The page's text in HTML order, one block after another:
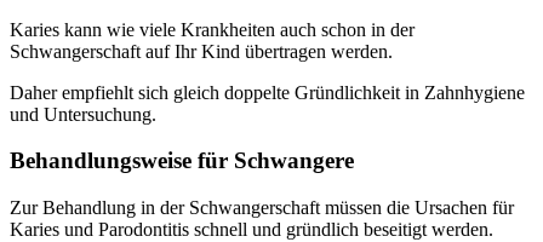
Karies kann wie viele Krankheiten auch schon in der
Schwangerschaft auf Ihr Kind übertragen werden.
Daher empfiehlt sich gleich doppelte Gründlichkeit in Zahnhygiene
und Untersuchung.
Behandlungsweise für Schwangere
Zur Behandlung in der Schwangerschaft müssen die Ursachen für
Karies und Parodontitis schnell und gründlich beseitigt werden.